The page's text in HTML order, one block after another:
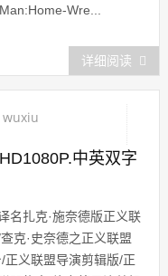
Wre...
详细阅读
wuxiu
中英双字
名扎克·施奈德版正义联
克·史奈德之正义联盟
正义联盟导演剪辑版/正